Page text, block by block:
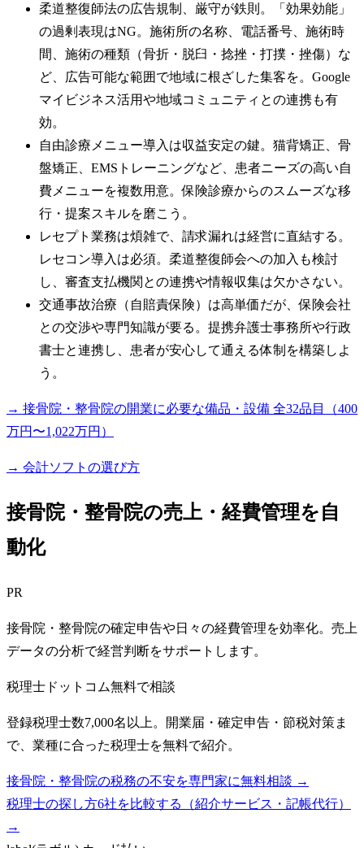
柔道整復師法の広告規制、厳守が鉄則。「効果効能」
の過剰表現はNG。施術所の名称、電話番号、施術時
間、施術の種類（骨折・脱臼・捻挫・打撲・挫傷）な
ど、広告可能な範囲で地域に根ざした集客を。Google
マイビジネス活用や地域コミュニティとの連携も有
効。
自由診療メニュー導入は収益安定の鍵。猫背矯正、骨
盤矯正、EMSトレーニングなど、患者ニーズの高い自
費メニューを複数用意。保険診療からのスムーズな移
行・提案スキルを磨こう。
レセプト業務は煩雑で、請求漏れは経営に直結する。
レセコン導入は必須。柔道整復師会への加入も検討
し、審査支払機関との連携や情報収集は欠かさない。
交通事故治療（自賠責保険）は高単価だが、保険会社
との交渉や専門知識が要る。提携弁護士事務所や行政
書士と連携し、患者が安心して通える体制を構築しよ
う。
→ 接骨院・整骨院の開業に必要な備品・設備 全32品目（400
万円〜1,022万円）
→ 会計ソフトの選び方
接骨院・整骨院の売上・経費管理を自
動化
PR
接骨院・整骨院の確定申告や日々の経費管理を効率化。売上
データの分析で経営判断をサポートします。
税理士ドットコム無料で相談
登録税理士数7,000名以上。開業届・確定申告・節税対策ま
で、業種に合った税理士を無料で紹介。
接骨院・整骨院の税務の不安を専門家に無料相談 →
税理士の探し方6社を比較する（紹介サービス・記帳代行）
→